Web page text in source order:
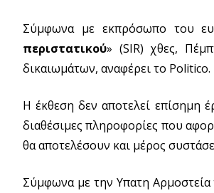
Σύμφωνα με εκπρόσωπο του
περιστατικού» (SIR) χθες,
δικαιωμάτων, αναφέρει το Politico.
Η έκθεση δεν αποτελεί επίσημη
διαθέσιμες πληροφορίες που
θα αποτελέσουν και μέρος
Σύμφωνα με την Υπατη Αρμοστεία